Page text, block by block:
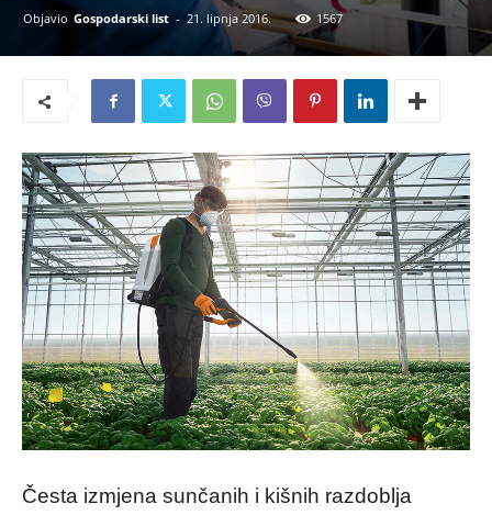
Objavio Gospodarski list - 21. lipnja 2016. 1567
Česta izmjena sunčanih i kišnih razdoblja